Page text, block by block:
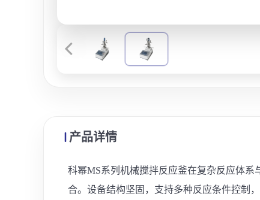
产品详情
科幂MS系列机械搅拌反应釜在复杂反应体
合。设备结构坚固，支持多种反应条件控制